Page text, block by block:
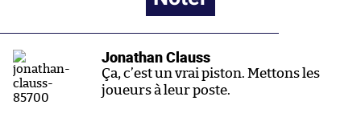
Jonathan Clauss
Ça, c’est un vrai piston. Mettons les
joueurs à leur poste.